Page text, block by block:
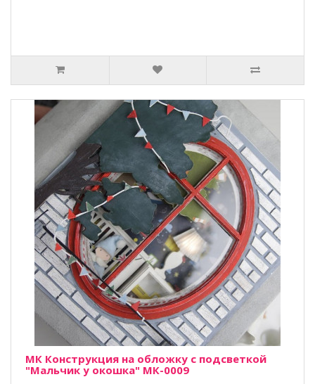
МК Конструкция на обложку с подсветкой
"Мальчик у окошка" МК-0009